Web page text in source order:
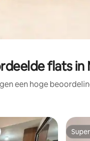
flats in
een hoge